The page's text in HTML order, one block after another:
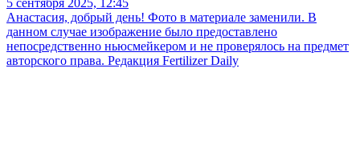
Анастасия, добрый день! Фото в материале заменили. В
данном случае изображение было предоставлено
непосредственно ньюсмейкером и не проверялось на предмет
авторского права. Редакция Fertilizer Daily